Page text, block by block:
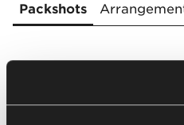
Packshots